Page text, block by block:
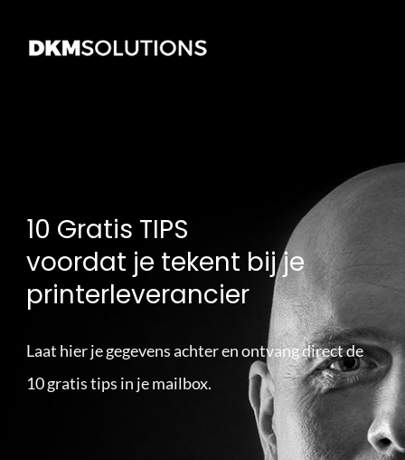
10 Gratis TIPS
voordat je tekent bij je
printerleverancier
Laat hier je gegevens achter en ontvang direct de
10 gratis tips in je mailbox.